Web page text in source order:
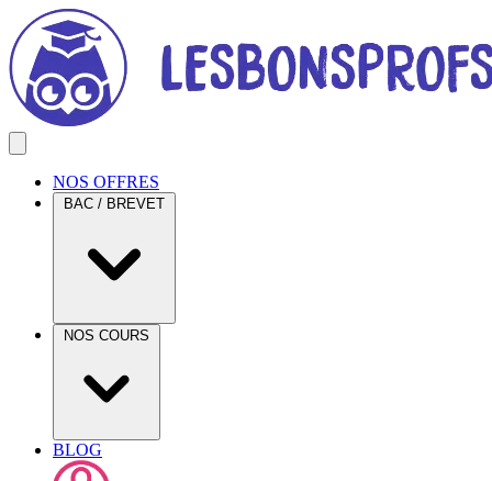
NOS OFFRES
BAC / BREVET
NOS COURS
BLOG